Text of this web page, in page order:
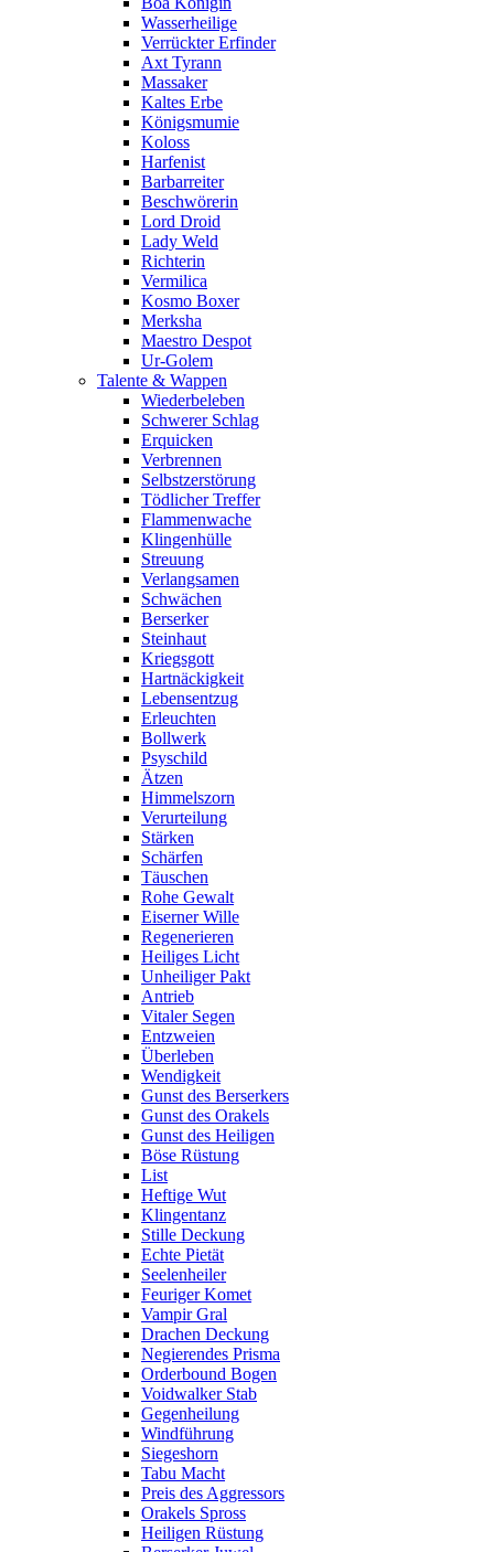
Wasserheilige
Verrückter Erfinder
Axt Tyrann
Massaker
Kaltes Erbe
Königsmumie
Koloss
Harfenist
Barbarreiter
Beschwörerin
Lord Droid
Lady Weld
Richterin
Vermilica
Kosmo Boxer
Merksha
Maestro Despot
Ur-Golem
Talente & Wappen
Wiederbeleben
Schwerer Schlag
Erquicken
Verbrennen
Selbstzerstörung
Tödlicher Treffer
Flammenwache
Klingenhülle
Streuung
Verlangsamen
Schwächen
Berserker
Steinhaut
Kriegsgott
Hartnäckigkeit
Lebensentzug
Erleuchten
Bollwerk
Psyschild
Ätzen
Himmelszorn
Verurteilung
Stärken
Schärfen
Täuschen
Rohe Gewalt
Eiserner Wille
Regenerieren
Heiliges Licht
Unheiliger Pakt
Antrieb
Vitaler Segen
Entzweien
Überleben
Wendigkeit
Gunst des Berserkers
Gunst des Orakels
Gunst des Heiligen
Böse Rüstung
List
Heftige Wut
Klingentanz
Stille Deckung
Echte Pietät
Seelenheiler
Feuriger Komet
Vampir Gral
Drachen Deckung
Negierendes Prisma
Orderbound Bogen
Voidwalker Stab
Gegenheilung
Windführung
Siegeshorn
Tabu Macht
Preis des Aggressors
Orakels Spross
Heiligen Rüstung